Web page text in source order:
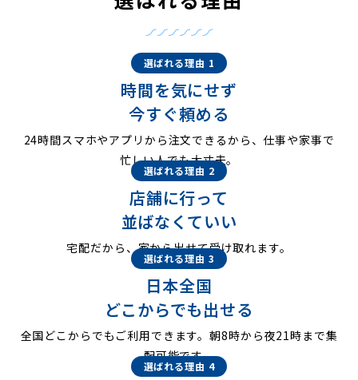
選ばれる理由 1
時間を気にせず
今すぐ頼める
24時間スマホやアプリから注文できるから、仕事や家事で
忙しい人でも大丈夫。
選ばれる理由 2
店舗に行って
並ばなくていい
宅配だから、家から出せて受け取れます。
選ばれる理由 3
日本全国
どこからでも出せる
全国どこからでもご利用できます。朝8時から夜21時まで集
配可能です。
選ばれる理由 4